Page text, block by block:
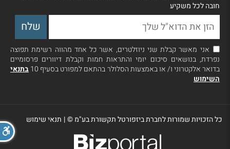
חובה לכל משקיע
אני מאשר קבלת שני ניוזלטרים, אשר כל אחד מהווה רשימת תפוצה
נפרדת, בנושאים סיכום יומי והתראות חמות וקבלת דיוורים פרסומיים
בדואר אלקטרוני ו/ או באמצעות הסלולר בהתאם למפורט בסעיף 10
בתנאי
השימוש
כל הזכויות שמורות לחברת ביזפורטל תקשורת בע"מ ©| תנאי שימוש